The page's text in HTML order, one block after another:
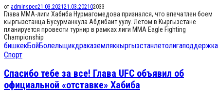
от adminspec21.03.202121.03.202102033
Глава MMA-лиги Хабиба Нурмагомедова признался, что впечатлен боем
кыргызстанца Бусурманкула Абдибаит уулу. Летом в Кыргызстане
планируется провести турнир в рамках лиги MMA Eagle Fighting
Championship
бишкекБойБолельщикдраказемляккыргызстанлетолигаподдержка
Спорт
Спасибо тебе за все! Глава UFC объявил об
официальной «отставке» Хабиба